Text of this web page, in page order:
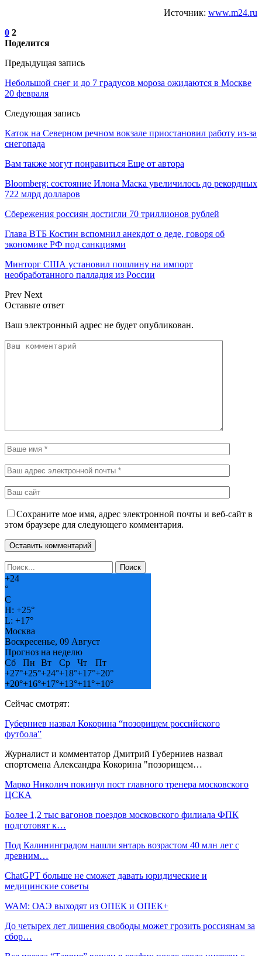
Источник: www.m24.ru
0 2
Поделится
Предыдущая запись
Небольшой снег и до 7 градусов мороза ожидаются в Москве
20 февраля
Следующая запись
Каток на Северном речном вокзале приостановил работу из-за
снегопада
Вам также могут понравиться Еще от автора
Bloomberg: состояние Илона Маска увеличилось до рекордных
722 млрд долларов
Сбережения россиян достигли 70 триллионов рублей
Глава ВТБ Костин вспомнил анекдот о деде, говоря об
экономике РФ под санкциями
Минторг США установил пошлину на импорт
необработанного палладия из России
Prev Next
Оставьте ответ
Ваш электронный адрес не будет опубликован.
Сохраните мое имя, адрес электронной почты и веб-сайт в
этом браузере для следующего комментария.
+24
°
C
H: +25°
L: +17°
Москва
Воскресенье, 09 Август
Прогноз на неделю
Сб
Пн Вт Ср Чт
Пт
+27°+25°+24°+18°+17°+20°
+20°+16°+17°+13°+11°+10°
Сейчас смотрят:
Губерниев назвал Кокорина “позорищем российского
футбола”
Журналист и комментатор Дмитрий Губерниев назвал
спортсмена Александра Кокорина "позорищем…
Марко Николич покинул пост главного тренера московского
ЦСКА
Более 1,2 тыс вагонов поездов московского филиала ФПК
подготовят к…
Под Калининградом нашли янтарь возрастом 40 млн лет с
древним…
ChatGPT больше не сможет давать юридические и
медицинские советы
WAM: ОАЭ выходят из ОПЕК и ОПЕК+
До четырех лет лишения свободы может грозить россиянам за
сбор…